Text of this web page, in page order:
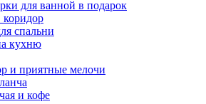
для ванной в подарок
спальни
кухню
и приятные мелочи
и кофе